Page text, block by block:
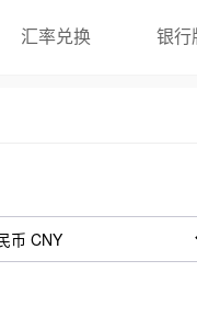
汇率兑换 银行